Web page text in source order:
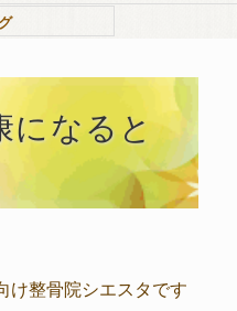
になると
け整骨院シエスタです